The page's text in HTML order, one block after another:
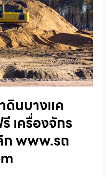
ดินบางแค
เครื่องจักร
www.รถ